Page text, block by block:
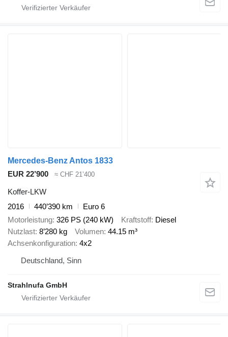
Mercedes-Benz Antos 1833
EUR 22’900
≈ CHF 21’400
Koffer-LKW
2016
440’390 km
Euro 6
Motorleistung 326 PS (240 kW) Kraftstoff Diesel
Nutzlast 8’280 kg Volumen 44.15 m³
Achsenkonfiguration 4x2
Deutschland, Sinn
Strahlnufa GmbH